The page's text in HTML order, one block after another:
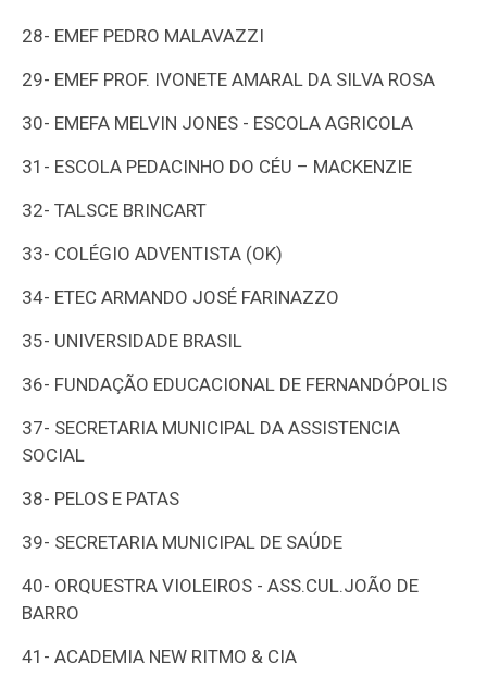
28- EMEF PEDRO MALAVAZZI
29- EMEF PROF. IVONETE AMARAL DA SILVA ROSA
30- EMEFA MELVIN JONES - ESCOLA AGRICOLA
31- ESCOLA PEDACINHO DO CÉU – MACKENZIE
32- TALSCE BRINCART
33- COLÉGIO ADVENTISTA (OK)
34- ETEC ARMANDO JOSÉ FARINAZZO
35- UNIVERSIDADE BRASIL
36- FUNDAÇÃO EDUCACIONAL DE FERNANDÓPOLIS
37- SECRETARIA MUNICIPAL DA ASSISTENCIA
SOCIAL
38- PELOS E PATAS
39- SECRETARIA MUNICIPAL DE SAÚDE
40- ORQUESTRA VIOLEIROS - ASS.CUL.JOÃO DE
BARRO
41- ACADEMIA NEW RITMO & CIA